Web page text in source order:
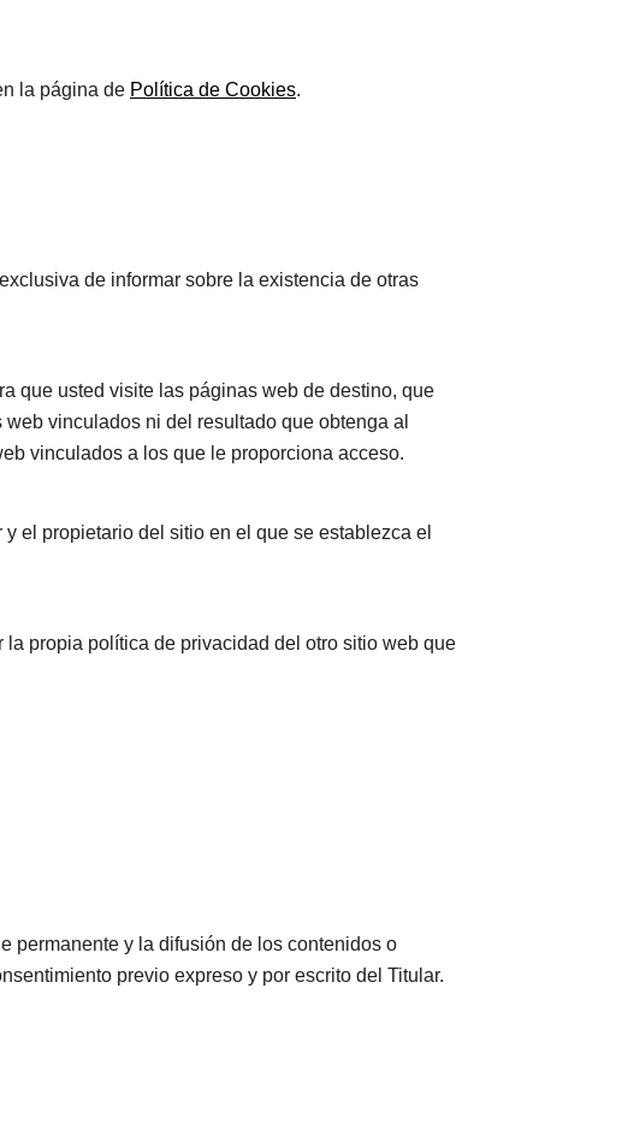
la página de Política de Cookies.
de informar sobre la existencia de otras
que usted visite las páginas web de destino, que
vinculados ni del resultado que obtenga al
vinculados a los que le proporciona acceso.
el propietario del sitio en el que se establezca el
propia política de privacidad del otro sitio web que
permanente y la difusión de los contenidos o
previo expreso y por escrito del Titular.